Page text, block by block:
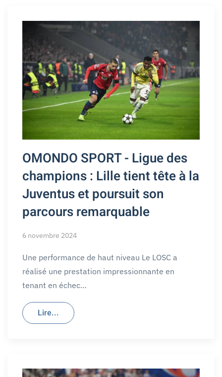
OMONDO SPORT - Ligue des
champions : Lille tient tête à la
Juventus et poursuit son
parcours remarquable
6 novembre 2024
Une performance de haut niveau Le LOSC a
réalisé une prestation impressionnante en
tenant en échec…
Lire...